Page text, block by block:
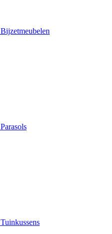
Bijzetmeubelen
Parasols
Tuinkussens